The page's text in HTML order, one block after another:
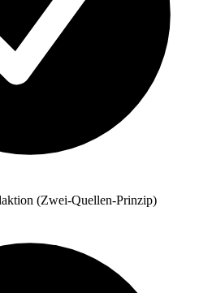
(Zwei-Quellen-Prinzip)